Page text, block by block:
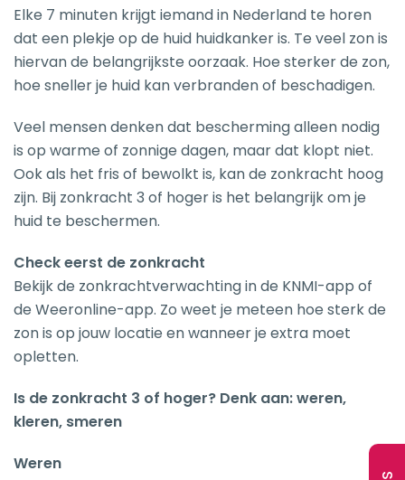
Elke 7 minuten krijgt iemand in Nederland te horen
dat een plekje op de huid huidkanker is. Te veel zon is
hiervan de belangrijkste oorzaak. Hoe sterker de zon,
hoe sneller je huid kan verbranden of beschadigen.
Veel mensen denken dat bescherming alleen nodig
is op warme of zonnige dagen, maar dat klopt niet.
Ook als het fris of bewolkt is, kan de zonkracht hoog
zijn. Bij zonkracht 3 of hoger is het belangrijk om je
huid te beschermen.
Check eerst de zonkracht
Bekijk de zonkrachtverwachting in de KNMI-app of
de Weeronline-app. Zo weet je meteen hoe sterk de
zon is op jouw locatie en wanneer je extra moet
opletten.
Is de zonkracht 3 of hoger? Denk aan: weren,
kleren, smeren
Weren